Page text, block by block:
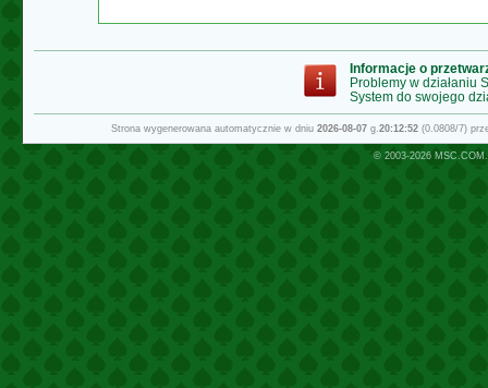
Informacje o
Problemy w działaniu
System do swojego
Strona wygenerowana automatycznie w dniu 2026-08-07g.20:12:52(0.0808/7)
© 2003-2026